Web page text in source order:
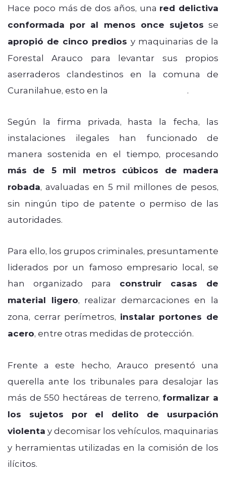
Hace poco más de dos años, una red delictiva
conformada por al menos once sujetos se
apropió de cinco predios y maquinarias de la
Forestal Arauco para levantar sus propios
aserraderos clandestinos en la comuna de
Curanilahue, esto en la
.
Según la firma privada, hasta la fecha, las
instalaciones ilegales han funcionado de
manera sostenida en el tiempo, procesando
más de 5 mil metros cúbicos de madera
robada, avaluadas en 5 mil millones de pesos,
sin ningún tipo de patente o permiso de las
autoridades.
Para ello, los grupos criminales, presuntamente
liderados por un famoso empresario local, se
han organizado para construir casas de
material ligero, realizar demarcaciones en la
zona, cerrar perímetros, instalar portones de
acero, entre otras medidas de protección.
Frente a este hecho, Arauco presentó una
querella ante los tribunales para desalojar las
más de 550 hectáreas de terreno, formalizar a
los sujetos por el delito de usurpación
violenta y decomisar los vehículos, maquinarias
y herramientas utilizadas en la comisión de los
ilícitos.